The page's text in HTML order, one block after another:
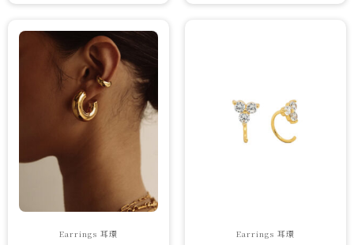
Earrings 耳環 Earrings 耳環